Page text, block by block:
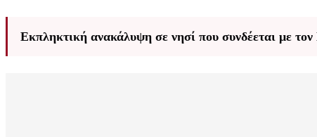
Εκπληκτική ανακάλυψη σε νησί που συνδέεται με